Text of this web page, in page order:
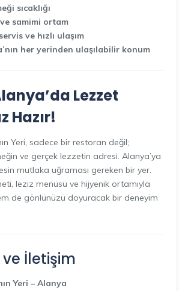
sıcaklığı
samimi ortam
ve hızlı ulaşım
her yerinden ulaşılabilir konum
Lezzet
Hazır!
Yeri, sadece bir restoran değil;
ve gerçek lezzetin adresi. Alanya’ya
mutlaka uğraması gereken bir yer.
leziz menüsü ve hijyenik ortamıyla
de gönlünüzü doyuracak bir deneyim
İletişim
Yeri – Alanya